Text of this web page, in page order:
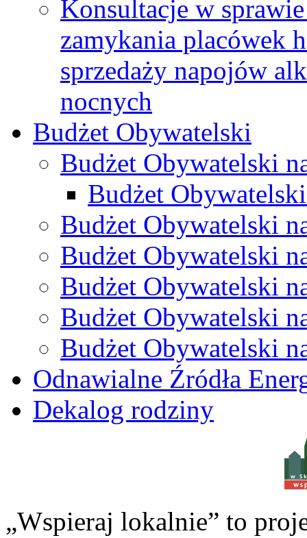
Konsultacje w
zamykania placówek
sprzedaży napojów
nocnych
Budżet Obywatelski
Budżet Obywatelski
Budżet
Budżet Obywatelski
Budżet Obywatelski
Budżet Obywatelski
Budżet Obywatelski
Budżet Obywatelski
Odnawialne Źródła
Dekalog rodziny
w
„Wspieraj lokalnie” to